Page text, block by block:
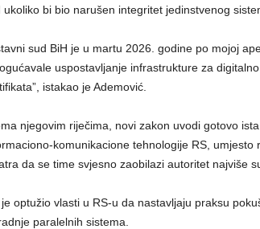
ukoliko bi bio narušen integritet jedinstvenog
sud BiH je u martu 2026. godine po mojoj
uspostavljanje infrastrukture za
istakao je Ademović.
njegovim riječima, novi zakon uvodi gotovo
komunikacione tehnologije RS, umjesto
da se time svjesno zaobilazi autoritet najviše
optužio vlasti u RS-u da nastavljaju praksu
paralelnih sistema.